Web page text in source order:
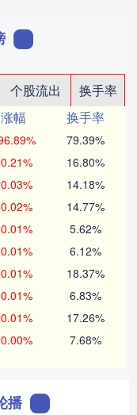
个股流出
换手率
涨幅
换手率
79.39%
16.80%
14.18%
14.77%
5.62%
6.12%
18.37%
6.83%
17.26%
7.68%
播